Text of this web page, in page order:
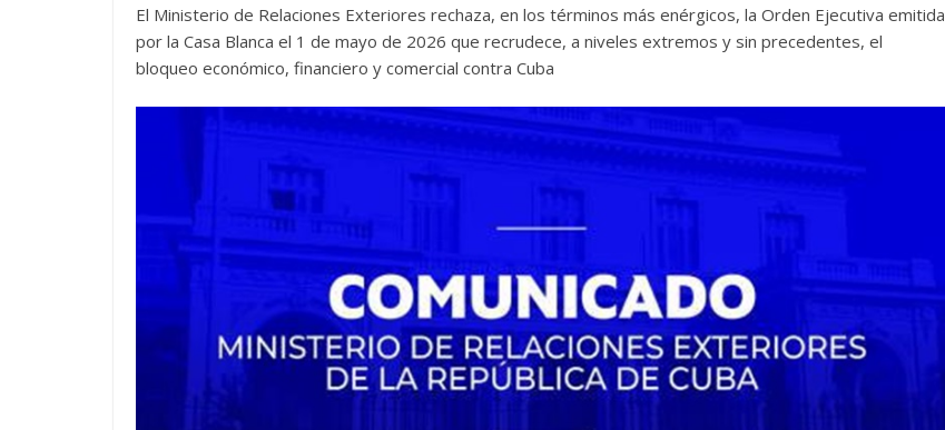
El Ministerio de Relaciones Exteriores rechaza, en los términos más enérgicos, la Orden Ejecutiva emitida
por la Casa Blanca el 1 de mayo de 2026 que recrudece, a niveles extremos y sin precedentes, el
bloqueo económico, financiero y comercial contra Cuba